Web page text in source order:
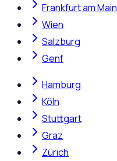
Frankfurt am Main
Wien
Salzburg
Genf
Hamburg
Köln
Stuttgart
Graz
Zürich